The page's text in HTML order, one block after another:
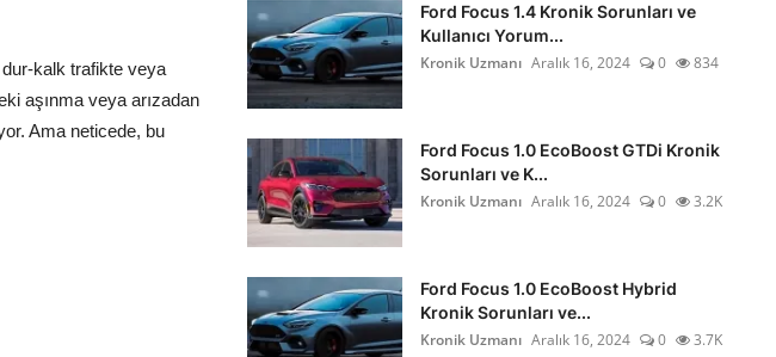
dur-kalk trafikte veya
aşınma veya arızadan
Ama neticede, bu
Ford Focus 1.4 Kronik Sorunları ve
Kullanıcı Yorum...
Kronik Uzmanı Aralık 16, 2024 0 834
Ford Focus 1.0 EcoBoost GTDi Kronik
Sorunları ve K...
Kronik Uzmanı Aralık 16, 2024 0 3.2K
Ford Focus 1.0 EcoBoost Hybrid
Kronik Sorunları ve...
Kronik Uzmanı Aralık 16, 2024 0 3.7K